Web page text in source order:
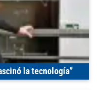
la tecnología”